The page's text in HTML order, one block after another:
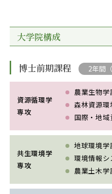
CENTERS
附属教育研
パンフレット
FACULTY
教員一覧
大学院構成
博士前期課程 2年間（
資源循環学
専攻
農業生物学
森林資源環
国際・地
共生環境学
専攻
地球環境学
環境情報
農業土木学